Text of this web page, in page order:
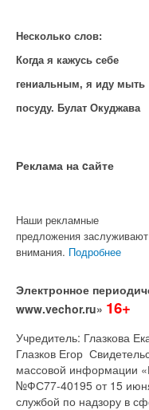
Несколько слов:
Когда я кажусь себе
гениальным, я иду мыть
посуду. Булат Окуджава
Реклама на cайте
Наши рекламные
предложения заслуживают
внимания. Подробнее
Электронное
www.vechor.ru» 16+
Учредитель: Глазкова
Глазков Егор
массовой информации
№ФС77-40195 от 15
службой по надзору в